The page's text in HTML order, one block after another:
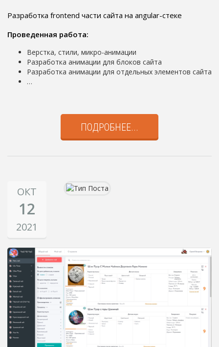
Разработка frontend части сайта на angular-стеке
Проведенная работа:
Верстка, стили, микро-анимации
Разработка анимации для блоков сайта
Разработка анимации для отдельных элементов сайта
…
ПОДРОБНЕЕ...
ОКТ
12
2021